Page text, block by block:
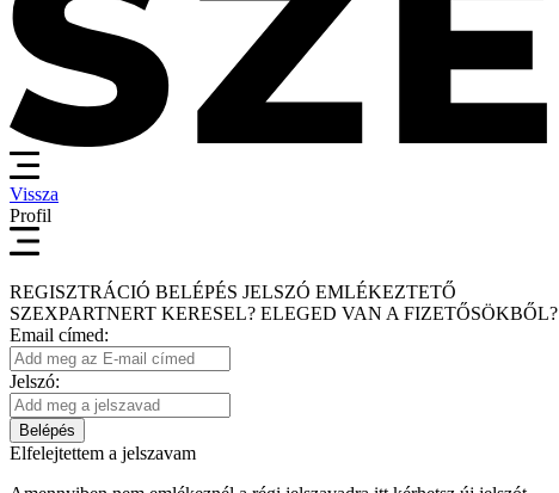
Vissza
Profil
REGISZTRÁCIÓ BELÉPÉS JELSZÓ EMLÉKEZTETŐ
SZEXPARTNERT KERESEL? ELEGED VAN A FIZETŐSÖKBŐL?
Email címed:
Jelszó:
Belépés
Elfelejtettem a jelszavam